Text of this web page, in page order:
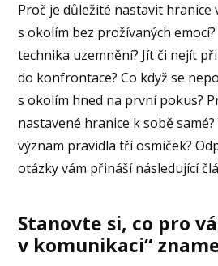
Proč je důležité nastavit hranice
s okolím bez prožívaných
technika uzemnění? Jít či nejít
do konfrontace? Co když se
s okolím hned na první pokus?
nastavené hranice k sobě
význam pravidla tří osmiček?
otázky vám přináší následující
Stanovte si, co pro
v komunikaci“